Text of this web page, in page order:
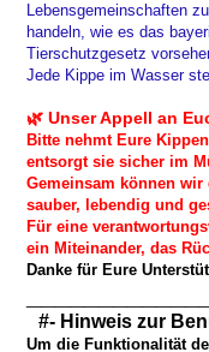
Lebensgemeinschaften
handeln, wie es das
Tierschutzgesetz
Jede Kippe im Wasser
🌿 Unser Appell an
Bitte nehmt Eure
entsorgt sie sicher im
Gemeinsam können wir
sauber, lebendig und
Für eine
ein Miteinander, das
Danke für Eure
#- Hinweis zur
Um die Funktionalität